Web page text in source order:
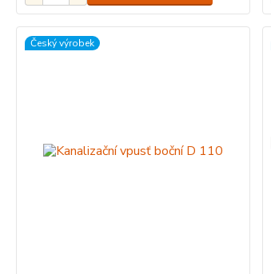
Český výrobek